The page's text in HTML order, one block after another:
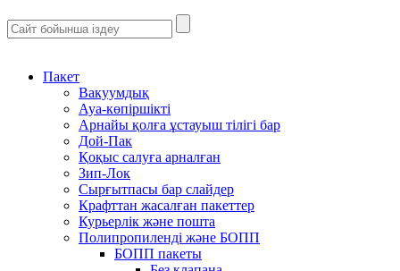
Пакет
Вакуумдық
Ауа-көпіршікті
Арнайы қолға ұстауыш тілігі бар
Дой-Пак
Қоқыс салуға арналған
Зип-Лок
Сырғытпасы бар слайдер
Крафттан жасалған пакеттер
Курьерлік және пошта
Полипропиленді және БОПП
БОПП пакеты